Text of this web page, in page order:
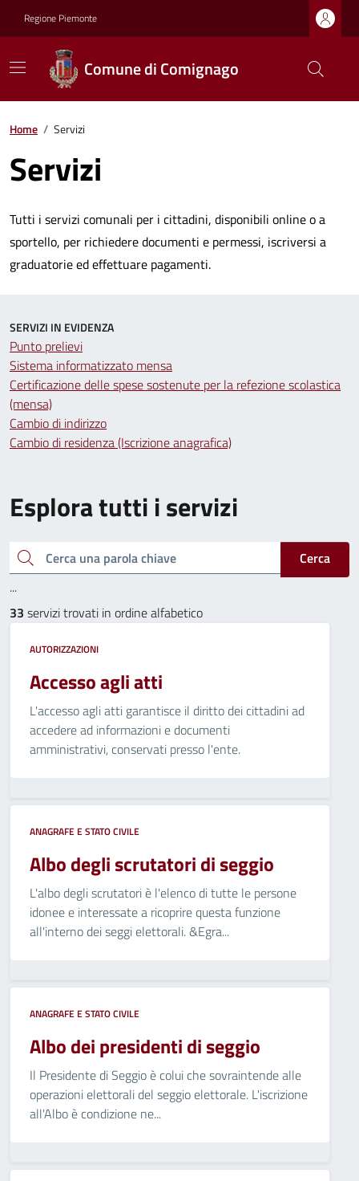
Regione Piemonte
Comune di Comignago
Home / Servizi
Servizi
Tutti i servizi comunali per i cittadini, disponibili online o a
sportello, per richiedere documenti e permessi, iscriversi a
graduatorie ed effettuare pagamenti.
Esplora tutti i servizi
Cerca una parola chiave
Cerca
...
33 servizi trovati in ordine alfabetico
AUTORIZZAZIONI
Accesso agli atti
L'accesso agli atti garantisce il diritto dei cittadini ad
accedere ad informazioni e documenti
amministrativi, conservati presso l'ente.
ANAGRAFE E STATO CIVILE
Albo degli scrutatori di seggio
L'albo degli scrutatori è l'elenco di tutte le persone
idonee e interessate a ricoprire questa funzione
all'interno dei seggi elettorali. &Egra...
ANAGRAFE E STATO CIVILE
Albo dei presidenti di seggio
Il Presidente di Seggio è colui che sovraintende alle
operazioni elettorali del seggio elettorale. L'iscrizione
all'Albo è condizione ne...
SERVIZI IN EVIDENZA
Punto prelievi
Sistema informatizzato mensa
Certificazione delle spese sostenute per la refezione scolastica
(mensa)
Cambio di indirizzo
Cambio di residenza (Iscrizione anagrafica)